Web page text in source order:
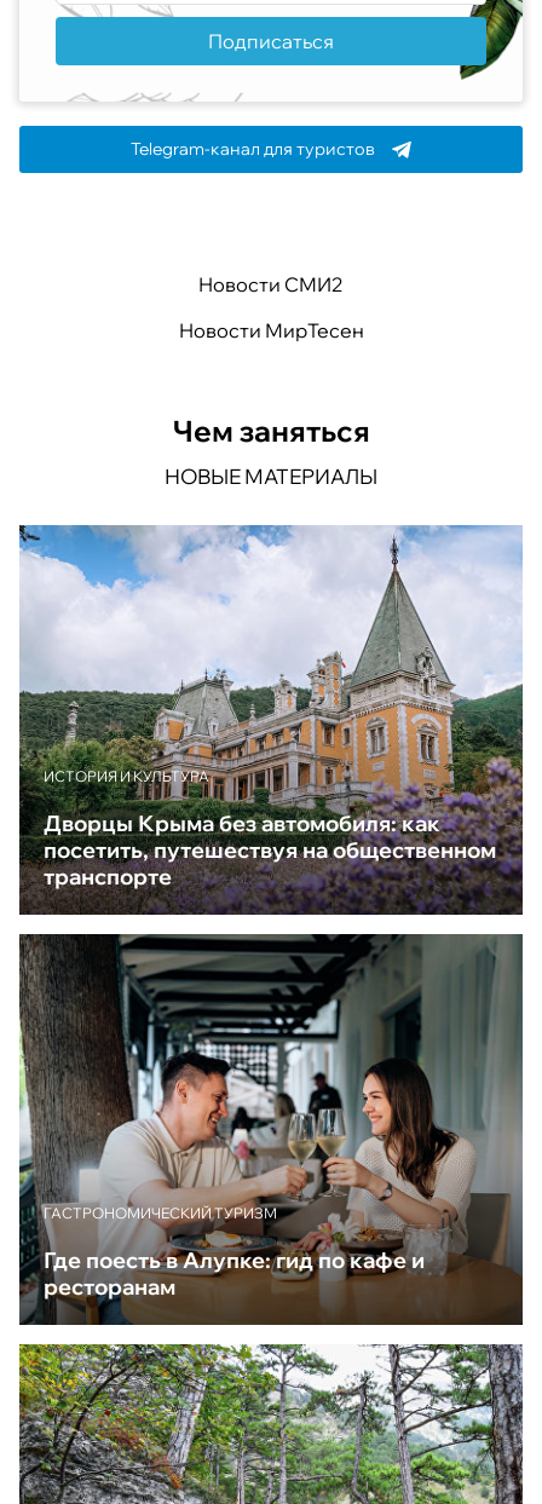
Подписаться
Telegram-канал для туристов
Новости СМИ2
Новости МирТесен
Чем заняться
НОВЫЕ МАТЕРИАЛЫ
ИСТОРИЯ И КУЛЬТУРА
Дворцы Крыма без автомобиля: как
посетить, путешествуя на общественном
транспорте
ГАСТРОНОМИЧЕСКИЙ ТУРИЗМ
Где поесть в Алупке: гид по кафе и
ресторанам